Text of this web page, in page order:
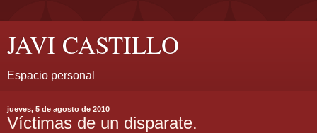
JAVI CASTILLO
Espacio personal
jueves, 5 de agosto de 2010
Víctimas de un disparate.